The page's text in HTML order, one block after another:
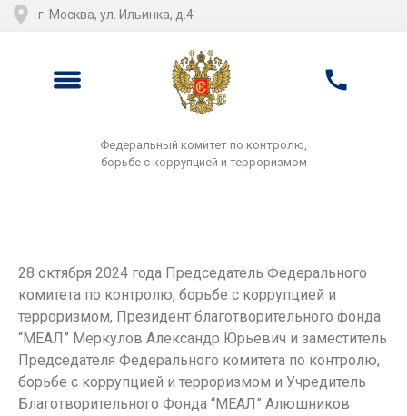
г. Москва, ул. Ильинка, д.4
Федеральный комитет по контролю,
борьбе с коррупцией и терроризмом
28 октября 2024 года Председатель Федерального
комитета по контролю, борьбе с коррупцией и
терроризмом, Президент благотворительного фонда
“МЕАЛ” Меркулов Александр Юрьевич и заместитель
Председателя Федерального комитета по контролю,
борьбе с коррупцией и терроризмом и Учредитель
Благотворительного Фонда “МЕАЛ” Алюшников